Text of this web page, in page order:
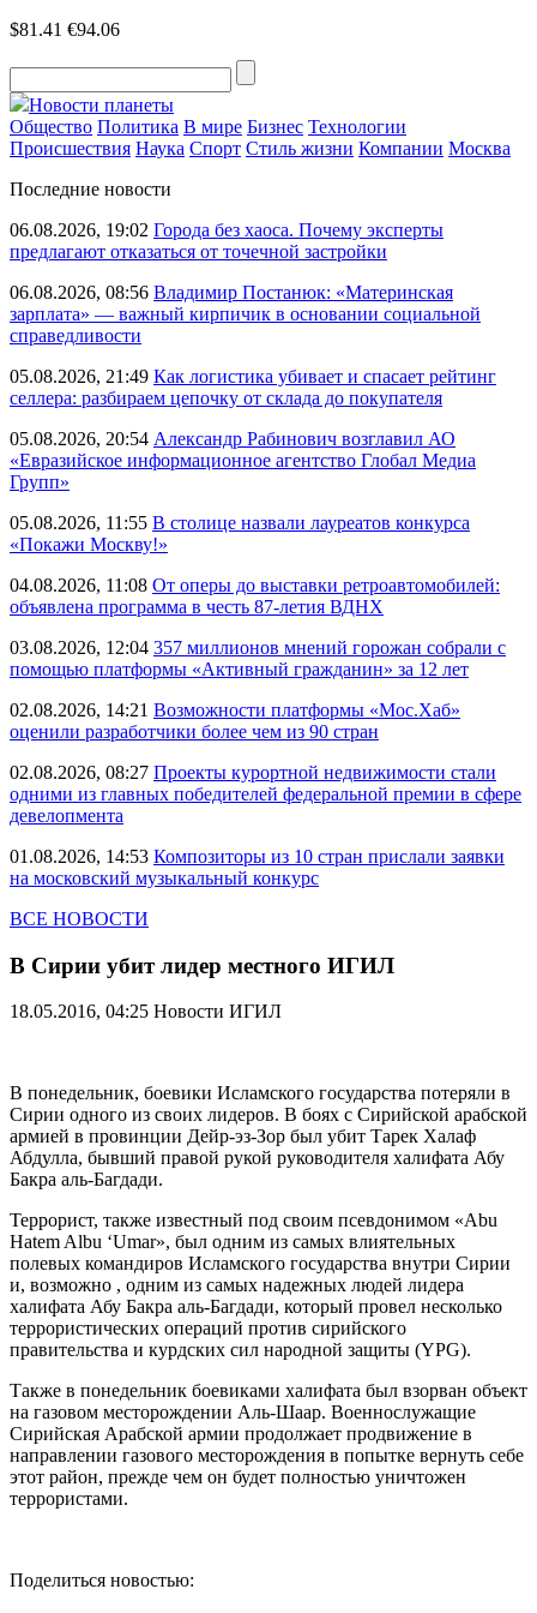
$81.41 €94.06
Новости планеты
Общество Политика В мире Бизнес Технологии
Происшествия Наука Спорт Стиль жизни Компании Москва
Последние новости
06.08.2026, 19:02 Города без хаоса. Почему эксперты
предлагают отказаться от точечной застройки
06.08.2026, 08:56 Владимир Постанюк: «Материнская
зарплата» — важный кирпичик в основании социальной
справедливости
05.08.2026, 21:49 Как логистика убивает и спасает рейтинг
селлера: разбираем цепочку от склада до покупателя
05.08.2026, 20:54 Александр Рабинович возглавил АО
«Евразийское информационное агентство Глобал Медиа
Групп»
05.08.2026, 11:55 В столице назвали лауреатов конкурса
«Покажи Москву!»
04.08.2026, 11:08 От оперы до выставки ретроавтомобилей:
объявлена программа в честь 87-летия ВДНХ
03.08.2026, 12:04 357 миллионов мнений горожан собрали с
помощью платформы «Активный гражданин» за 12 лет
02.08.2026, 14:21 Возможности платформы «Мос.Хаб»
оценили разработчики более чем из 90 стран
02.08.2026, 08:27 Проекты курортной недвижимости стали
одними из главных победителей федеральной премии в сфере
девелопмента
01.08.2026, 14:53 Композиторы из 10 стран прислали заявки
на московский музыкальный конкурс
ВСЕ НОВОСТИ
В Сирии убит лидер местного ИГИЛ
18.05.2016, 04:25 Новости ИГИЛ
В понедельник, боевики Исламского государства потеряли в
Сирии одного из своих лидеров. В боях с Сирийской арабской
армией в провинции Дейр-эз-Зор был убит Тарек Халаф
Абдулла, бывший правой рукой руководителя халифата Абу
Бакра аль-Багдади.
Террорист, также известный под своим псевдонимом «Abu
Hatem Albu ‘Umar», был одним из самых влиятельных
полевых командиров Исламского государства внутри Сирии
и, возможно , одним из самых надежных людей лидера
халифата Абу Бакра аль-Багдади, который провел несколько
террористических операций против сирийского
правительства и курдских сил народной защиты (YPG).
Также в понедельник боевиками халифата был взорван объект
на газовом месторождении Аль-Шаар. Военнослужащие
Сирийская Арабской армии продолжает продвижение в
направлении газового месторождения в попытке вернуть себе
этот район, прежде чем он будет полностью уничтожен
террористами.
Поделиться новостью: